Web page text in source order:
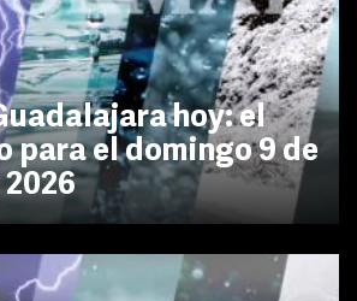
hoy: el
para el domingo 9 de